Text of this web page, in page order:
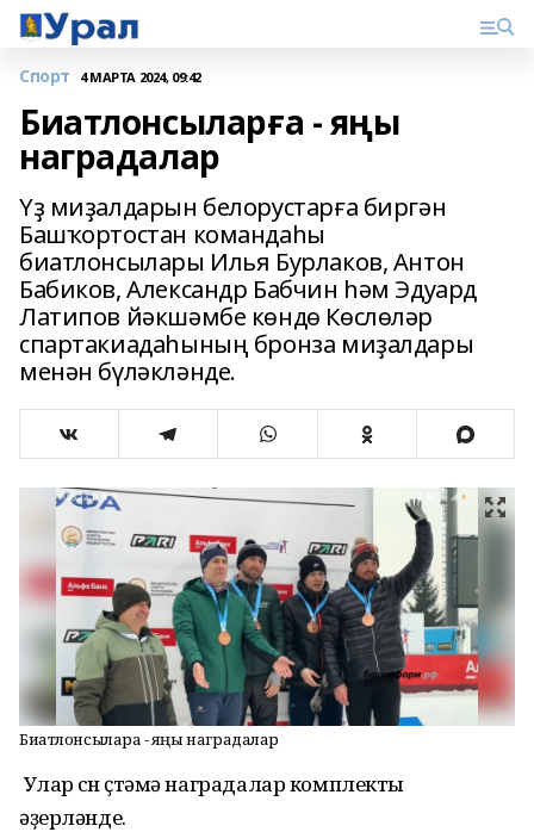
Спорт 4 МАРТА 2024, 09:42
Биатлонсыларға - яңы
наградалар
Үҙ миҙалдарын белорустарға биргән
Башҡортостан командаһы
биатлонсылары Илья Бурлаков, Антон
Бабиков, Александр Бабчин һәм Эдуард
Латипов йәкшәмбе көндө Көслөләр
спартакиадаһының бронза миҙалдары
менән бүләкләнде.
Биатлонсыларға - яңы наградалар
Улар өсөн өҫтәмә наградалар комплекты
әҙерләнде.